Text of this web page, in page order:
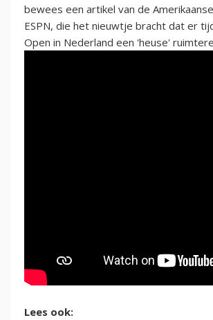
bewees een artikel van de
ESPN, die het nieuwtje bracht dat er
Open in Nederland een 'heuse'
Lees ook: